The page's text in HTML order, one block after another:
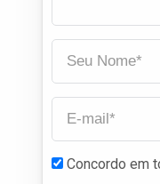
Concordo em